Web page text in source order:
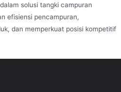
solusi tangki campuran
efisiensi pencampuran,
dan memperkuat posisi kompetitif